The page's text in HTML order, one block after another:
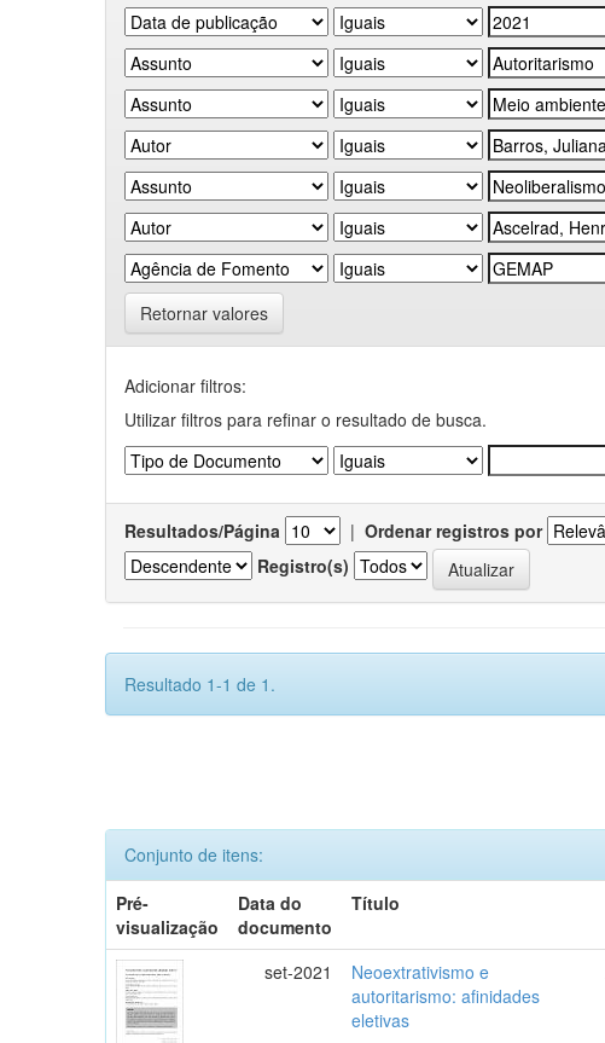
Retornar valores
Adicionar filtros:
Utilizar filtros para refinar o resultado de busca.
Resultados/Página | Ordenar registros por
Registro(s)
Resultado 1-1 de 1.
Conjunto de itens:
Pré-
visualização
Data do
documento
Título
set-2021
Neoextrativismo e
autoritarismo: afinidades
eletivas